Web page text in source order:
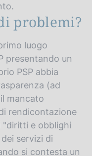
problemi?
luogo
presentando un
PSP abbia
(ad
mancato
rendicontazione
"diritti e obblighi
servizi di
si contesta un